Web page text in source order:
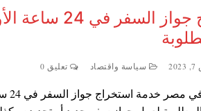
طريقة استخراج جواز السفر
سياسة واقتصاد تعليق 0
طرحت